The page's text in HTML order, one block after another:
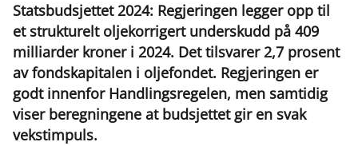
Statsbudsjettet 2024: Regjeringen legger opp til
et strukturelt oljekorrigert underskudd på 409
milliarder kroner i 2024. Det tilsvarer 2,7 prosent
av fondskapitalen i oljefondet. Regjeringen er
godt innenfor Handlingsregelen, men samtidig
viser beregningene at budsjettet gir en svak
vekstimpuls.